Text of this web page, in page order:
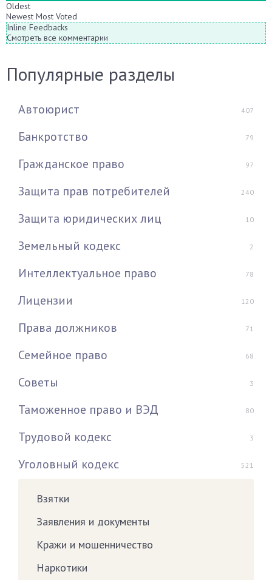
Oldest
Newest Most Voted
Inline Feedbacks
Смотреть все комментарии
Популярные разделы
Автоюрист 407
Банкротство 79
Гражданское право 97
Защита прав потребителей 240
Защита юридических лиц 10
Земельный кодекс 2
Интеллектуальное право 78
Лицензии 120
Права должников 71
Семейное право 68
Советы 3
Таможенное право и ВЭД 80
Трудовой кодекс 3
Уголовный кодекс 521
Взятки
Заявления и документы
Кражи и мошенничество
Наркотики